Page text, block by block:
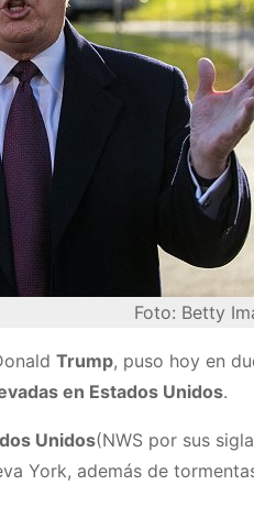
Foto: Betty
Trump, puso hoy en
en Estados Unidos.
Unidos(NWS por sus
York, además de